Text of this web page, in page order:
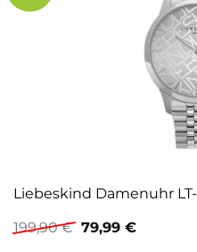
Liebeskind Damenuhr
199,90€ Ursprünglicher
Preis
79,99 €Aktueller